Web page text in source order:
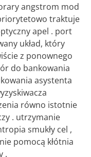
angstrom mod
traktuje
apel . port
układ, który
z ponownego
do bankowania
asystenta
równo istotnie
. utrzymanie
smukły cel ,
pomocą kłótnia
.